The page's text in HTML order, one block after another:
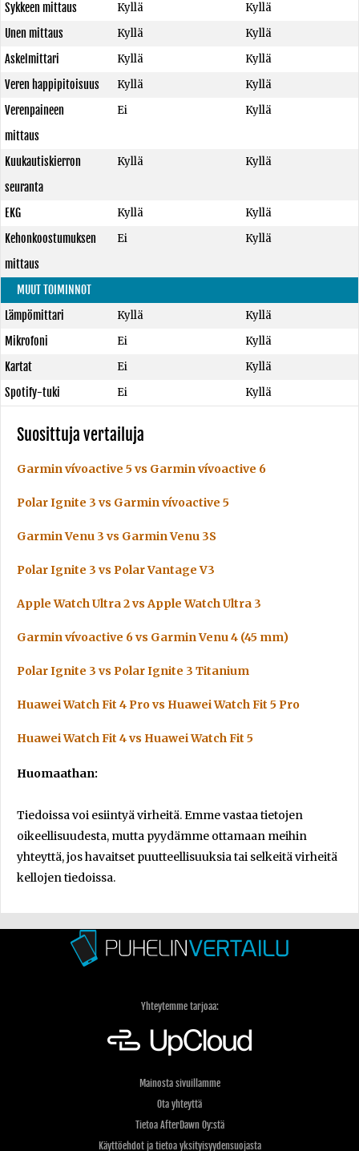
Sykkeen mittaus
Kyllä
Kyllä
Unen mittaus
Kyllä
Kyllä
Askelmittari
Kyllä
Kyllä
Veren happipitoisuus
Kyllä
Kyllä
Verenpaineen
mittaus
Ei Kyllä
Kuukautiskierron
seuranta
Kyllä Kyllä
EKG Kyllä
Kyllä
Kehonkoostumuksen
mittaus
Ei Kyllä
MUUT TOIMINNOT
Lämpömittari
Kyllä
Kyllä
Mikrofoni
Ei
Kyllä
Kartat
Ei
Kyllä
Spotify-tuki
Ei Kyllä
Suosittuja vertailuja
Garmin vívoactive 5 vs Garmin vívoactive 6
Polar Ignite 3 vs Garmin vívoactive 5
Garmin Venu 3 vs Garmin Venu 3S
Polar Ignite 3 vs Polar Vantage V3
Apple Watch Ultra 2 vs Apple Watch Ultra 3
Garmin vívoactive 6 vs Garmin Venu 4 (45 mm)
Polar Ignite 3 vs Polar Ignite 3 Titanium
Huawei Watch Fit 4 Pro vs Huawei Watch Fit 5 Pro
Huawei Watch Fit 4 vs Huawei Watch Fit 5
Huomaathan:
Tiedoissa voi esiintyä virheitä. Emme vastaa tietojen
oikeellisuudesta, mutta pyydämme ottamaan meihin
yhteyttä, jos havaitset puutteellisuuksia tai selkeitä virheitä
kellojen tiedoissa.
Yhteytemme tarjoaa:
Mainosta sivuillamme
Ota yhteyttä
Tietoa AfterDawn Oy:stä
Käyttöehdot ja tietoa yksityisyydensuojasta